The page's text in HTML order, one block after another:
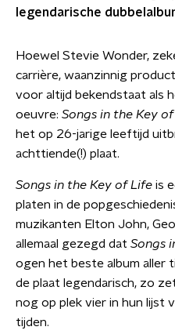
legendarische
Hoewel Stevie Wonder,
carrière, waanzinnig
voor altijd bekendstaat als
oeuvre: Songs in the Key
het op 26-jarige leeftijd
achttiende(!) plaat.
Songs in the Key of Life is
platen in de
muzikanten Elton John,
allemaal gezegd dat Songs
ogen het beste album aller
de plaat legendarisch, zo
nog op plek vier in hun lijst
tijden.